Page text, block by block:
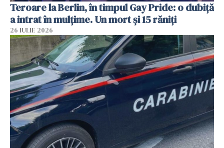
Teroare la Berlin, în timpul Gay Pride: o dubiță
a intrat în mulțime. Un mort și 15 răniți
26 IULIE 2026